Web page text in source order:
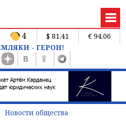
4 $ 81.41
€ 94.06
- ГЕРОИ!
Новости общества